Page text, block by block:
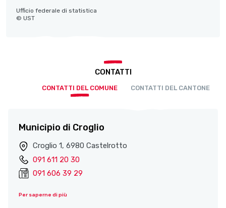
Ufficio federale di statistica
© UST
CONTATTI
CONTATTI DEL COMUNE CONTATTI DEL CANTONE
Municipio di Croglio
Croglio 1, 6980 Castelrotto
091 611 20 30
091 606 39 29
Per saperne di più